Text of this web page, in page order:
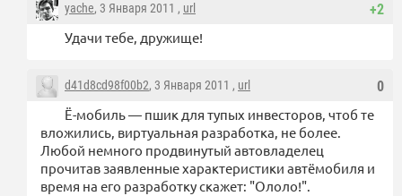
+2
yache, 3 Января 2011 , url
Удачи тебе, дружище!
0
d41d8cd98f00b2, 3 Января 2011 , url
Ё-мобиль — пшик для тупых инвесторов, чтоб те
вложились, виртуальная разработка, не более.
Любой немного продвинутый автовладелец
прочитав заявленные характеристики автёмобиля и
время на его разработку скажет: "Ололо!".